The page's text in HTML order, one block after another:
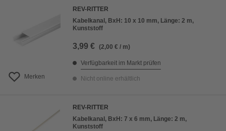
Merken
REV-RITTER
Kabelkanal, BxH: 10 x 10 mm, Länge: 2 m,
Kunststoff
3,99 € (2,00 € / m)
Verfügbarkeit im Markt prüfen
Nicht online erhältlich
REV-RITTER
Kabelkanal, BxH: 7 x 6 mm, Länge: 2 m,
Kunststoff